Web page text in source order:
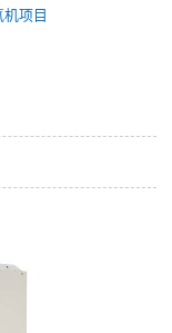
项目